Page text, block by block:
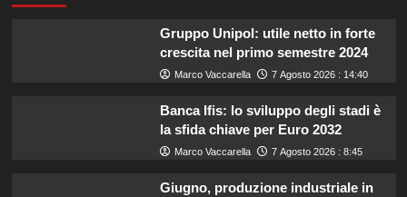
Gruppo Unipol: utile netto in forte
crescita nel primo semestre 2024
Marco Vaccarella 7 Agosto 2026 : 14:40
Banca Ifis: lo sviluppo degli stadi è
la sfida chiave per Euro 2032
Marco Vaccarella 7 Agosto 2026 : 8:45
Giugno, produzione industriale in